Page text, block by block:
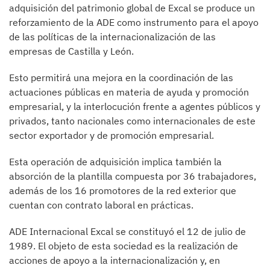
adquisición del patrimonio global de Excal se produce un
reforzamiento de la ADE como instrumento para el apoyo
de las políticas de la internacionalización de las
empresas de Castilla y León.
Esto permitirá una mejora en la coordinación de las
actuaciones públicas en materia de ayuda y promoción
empresarial, y la interlocución frente a agentes públicos y
privados, tanto nacionales como internacionales de este
sector exportador y de promoción empresarial.
Esta operación de adquisición implica también la
absorción de la plantilla compuesta por 36 trabajadores,
además de los 16 promotores de la red exterior que
cuentan con contrato laboral en prácticas.
ADE Internacional Excal se constituyó el 12 de julio de
1989. El objeto de esta sociedad es la realización de
acciones de apoyo a la internacionalización y, en